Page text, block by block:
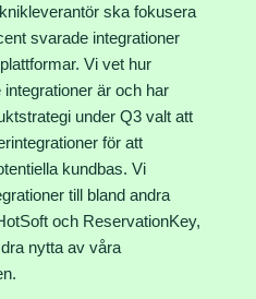
ska fokusera
svarade integrationer
Vi vet hur
är och har
under Q3 valt att
för att
kundbas. Vi
till bland andra
och ReservationKey,
nytta av våra